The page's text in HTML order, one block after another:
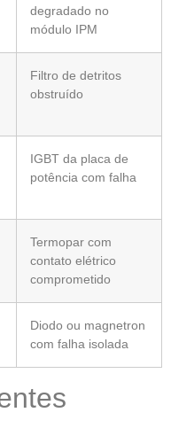
degradado no
módulo IPM
Filtro de detritos
obstruído
IGBT da placa de
potência com falha
Termopar com
contato elétrico
comprometido
Diodo ou magnetron
com falha isolada